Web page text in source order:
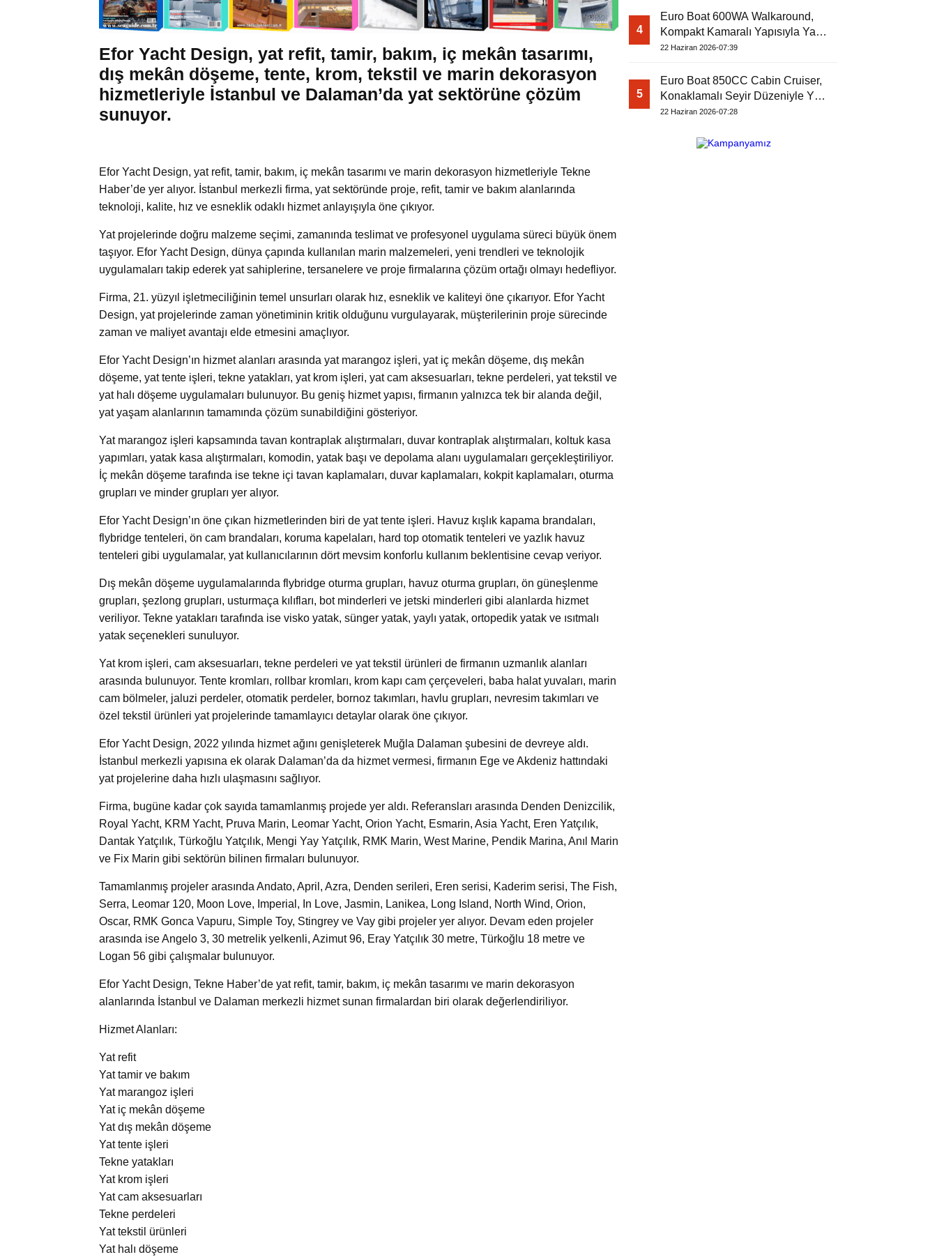
Efor Yacht Design, yat refit, tamir, bakım, iç mekân tasarımı,
dış mekân döşeme, tente, krom, tekstil ve marin dekorasyon
hizmetleriyle İstanbul ve Dalaman’da yat sektörüne çözüm
sunuyor.
Efor Yacht Design, yat refit, tamir, bakım, iç mekân tasarımı ve marin dekorasyon hizmetleriyle Tekne
Haber’de yer alıyor. İstanbul merkezli firma, yat sektöründe proje, refit, tamir ve bakım alanlarında
teknoloji, kalite, hız ve esneklik odaklı hizmet anlayışıyla öne çıkıyor.
Yat projelerinde doğru malzeme seçimi, zamanında teslimat ve profesyonel uygulama süreci büyük önem
taşıyor. Efor Yacht Design, dünya çapında kullanılan marin malzemeleri, yeni trendleri ve teknolojik
uygulamaları takip ederek yat sahiplerine, tersanelere ve proje firmalarına çözüm ortağı olmayı hedefliyor.
Firma, 21. yüzyıl işletmeciliğinin temel unsurları olarak hız, esneklik ve kaliteyi öne çıkarıyor. Efor Yacht
Design, yat projelerinde zaman yönetiminin kritik olduğunu vurgulayarak, müşterilerinin proje sürecinde
zaman ve maliyet avantajı elde etmesini amaçlıyor.
Efor Yacht Design’ın hizmet alanları arasında yat marangoz işleri, yat iç mekân döşeme, dış mekân
döşeme, yat tente işleri, tekne yatakları, yat krom işleri, yat cam aksesuarları, tekne perdeleri, yat tekstil ve
yat halı döşeme uygulamaları bulunuyor. Bu geniş hizmet yapısı, firmanın yalnızca tek bir alanda değil,
yat yaşam alanlarının tamamında çözüm sunabildiğini gösteriyor.
Yat marangoz işleri kapsamında tavan kontraplak alıştırmaları, duvar kontraplak alıştırmaları, koltuk kasa
yapımları, yatak kasa alıştırmaları, komodin, yatak başı ve depolama alanı uygulamaları gerçekleştiriliyor.
İç mekân döşeme tarafında ise tekne içi tavan kaplamaları, duvar kaplamaları, kokpit kaplamaları, oturma
grupları ve minder grupları yer alıyor.
Efor Yacht Design’ın öne çıkan hizmetlerinden biri de yat tente işleri. Havuz kışlık kapama brandaları,
flybridge tenteleri, ön cam brandaları, koruma kapelaları, hard top otomatik tenteleri ve yazlık havuz
tenteleri gibi uygulamalar, yat kullanıcılarının dört mevsim konforlu kullanım beklentisine cevap veriyor.
Dış mekân döşeme uygulamalarında flybridge oturma grupları, havuz oturma grupları, ön güneşlenme
grupları, şezlong grupları, usturmaça kılıfları, bot minderleri ve jetski minderleri gibi alanlarda hizmet
veriliyor. Tekne yatakları tarafında ise visko yatak, sünger yatak, yaylı yatak, ortopedik yatak ve ısıtmalı
yatak seçenekleri sunuluyor.
Yat krom işleri, cam aksesuarları, tekne perdeleri ve yat tekstil ürünleri de firmanın uzmanlık alanları
arasında bulunuyor. Tente kromları, rollbar kromları, krom kapı cam çerçeveleri, baba halat yuvaları, marin
cam bölmeler, jaluzi perdeler, otomatik perdeler, bornoz takımları, havlu grupları, nevresim takımları ve
özel tekstil ürünleri yat projelerinde tamamlayıcı detaylar olarak öne çıkıyor.
Efor Yacht Design, 2022 yılında hizmet ağını genişleterek Muğla Dalaman şubesini de devreye aldı.
İstanbul merkezli yapısına ek olarak Dalaman’da da hizmet vermesi, firmanın Ege ve Akdeniz hattındaki
yat projelerine daha hızlı ulaşmasını sağlıyor.
Firma, bugüne kadar çok sayıda tamamlanmış projede yer aldı. Referansları arasında Denden Denizcilik,
Royal Yacht, KRM Yacht, Pruva Marin, Leomar Yacht, Orion Yacht, Esmarin, Asia Yacht, Eren Yatçılık,
Dantak Yatçılık, Türkoğlu Yatçılık, Mengi Yay Yatçılık, RMK Marin, West Marine, Pendik Marina, Anıl Marin
ve Fix Marin gibi sektörün bilinen firmaları bulunuyor.
Tamamlanmış projeler arasında Andato, April, Azra, Denden serileri, Eren serisi, Kaderim serisi, The Fish,
Serra, Leomar 120, Moon Love, Imperial, In Love, Jasmin, Lanikea, Long Island, North Wind, Orion,
Oscar, RMK Gonca Vapuru, Simple Toy, Stingrey ve Vay gibi projeler yer alıyor. Devam eden projeler
arasında ise Angelo 3, 30 metrelik yelkenli, Azimut 96, Eray Yatçılık 30 metre, Türkoğlu 18 metre ve
Logan 56 gibi çalışmalar bulunuyor.
Efor Yacht Design, Tekne Haber’de yat refit, tamir, bakım, iç mekân tasarımı ve marin dekorasyon
alanlarında İstanbul ve Dalaman merkezli hizmet sunan firmalardan biri olarak değerlendiriliyor.
Hizmet Alanları:
Yat refit
Yat tamir ve bakım
Yat marangoz işleri
Yat iç mekân döşeme
Yat dış mekân döşeme
Yat tente işleri
Tekne yatakları
Yat krom işleri
Yat cam aksesuarları
Tekne perdeleri
Yat tekstil ürünleri
Yat halı döşeme
4
Euro Boat 600WA Walkaround,
Kompakt Kamaralı Yapısıyla Yat
Dergisi’nde
22 Haziran 2026-07:39
5
Euro Boat 850CC Cabin Cruiser,
Konaklamalı Seyir Düzeniyle Yat
Dergisi’nde
22 Haziran 2026-07:28